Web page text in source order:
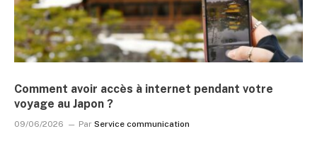
Comment avoir accès à internet pendant votre
voyage au Japon ?
09/06/2026 Par Service communication